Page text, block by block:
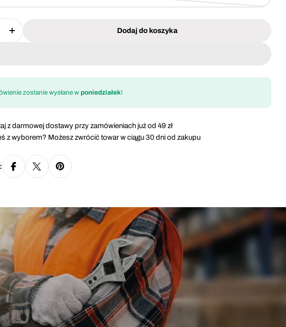
ilość dla Piła tarczowa z węglikiem spiekanym do drewna 130
Zwiększ ilość dla Piła tarczowa z węglikiem spiekanym do
Dodaj do koszyka
zostanie wysłane w poniedziałek!
z darmowej dostawy przy zamówieniach już od 49 zł
z wyborem? Możesz zwrócić towar w ciągu 30 dni od zakupu